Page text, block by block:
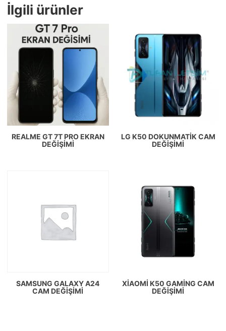
İlgili ürünler
REALME GT 7T PRO EKRAN
DEĞIŞIMI
LG K50 DOKUNMATIK CAM
DEĞIŞIMI
SAMSUNG GALAXY A24
CAM DEĞIŞIMI
XIAOMI K50 GAMING CAM
DEĞIŞIMI